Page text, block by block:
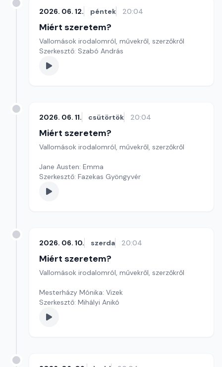
2026. 06. 12. péntek 20:04
Miért szeretem?
Vallomások irodalomról, művekről, szerzőkről
Szerkesztő: Szabó András
2026. 06. 11. csütörtök 20:04
Miért szeretem?
Vallomások irodalomról, művekről, szerzőkről
Jane Austen: Emma
Szerkesztő: Fazekas Gyöngyvér
2026. 06. 10. szerda 20:04
Miért szeretem?
Vallomások irodalomról, művekről, szerzőkről
Mesterházy Mónika: Vizek
Szerkesztő: Mihályi Anikó